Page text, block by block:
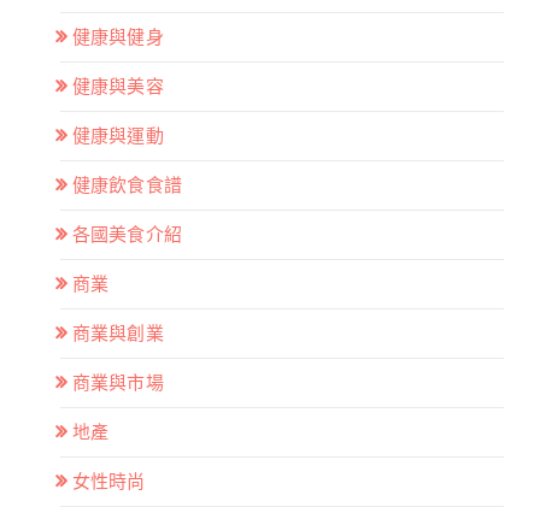
健康與健身
健康與美容
健康與運動
健康飲食食譜
各國美食介紹
商業
商業與創業
商業與市場
地產
女性時尚